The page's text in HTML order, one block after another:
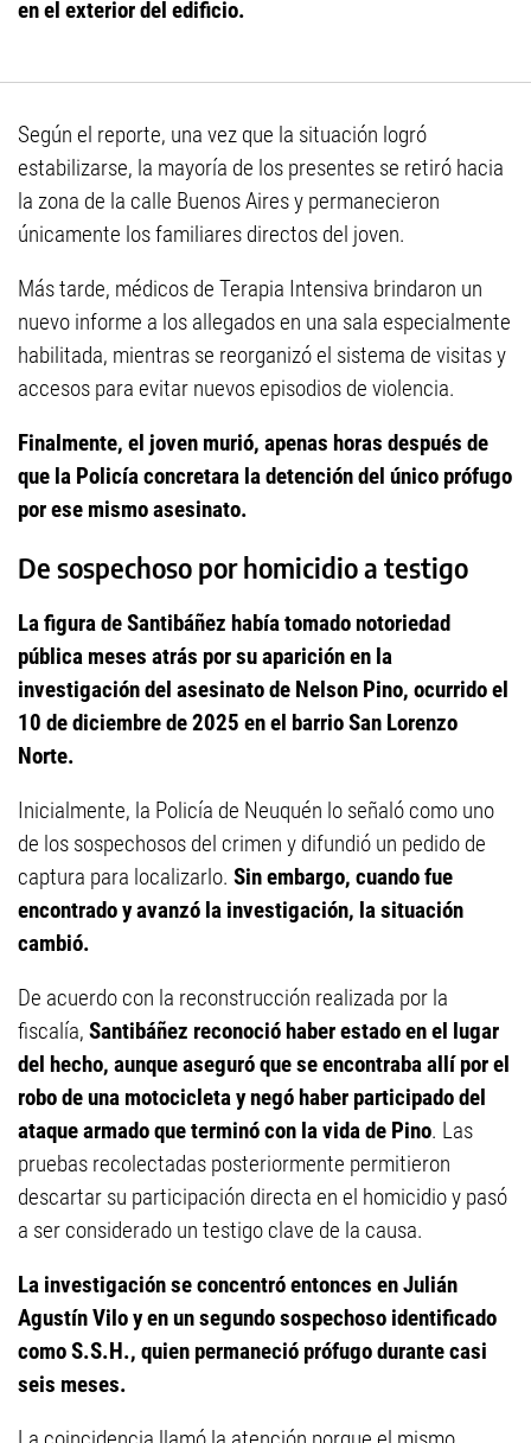
en el exterior del edificio.
Según el reporte, una vez que la situación logró
estabilizarse, la mayoría de los presentes se retiró hacia
la zona de la calle Buenos Aires y permanecieron
únicamente los familiares directos del joven.
Más tarde, médicos de Terapia Intensiva brindaron un
nuevo informe a los allegados en una sala especialmente
habilitada, mientras se reorganizó el sistema de visitas y
accesos para evitar nuevos episodios de violencia.
Finalmente, el joven murió, apenas horas después de
que la Policía concretara la detención del único prófugo
por ese mismo asesinato.
De sospechoso por homicidio a testigo
La figura de Santibáñez había tomado notoriedad
pública meses atrás por su aparición en la
investigación del asesinato de Nelson Pino, ocurrido el
10 de diciembre de 2025 en el barrio San Lorenzo
Norte.
Inicialmente, la Policía de Neuquén lo señaló como uno
de los sospechosos del crimen y difundió un pedido de
captura para localizarlo. Sin embargo, cuando fue
encontrado y avanzó la investigación, la situación
cambió.
De acuerdo con la reconstrucción realizada por la
fiscalía, Santibáñez reconoció haber estado en el lugar
del hecho, aunque aseguró que se encontraba allí por el
robo de una motocicleta y negó haber participado del
ataque armado que terminó con la vida de Pino. Las
pruebas recolectadas posteriormente permitieron
descartar su participación directa en el homicidio y pasó
a ser considerado un testigo clave de la causa.
La investigación se concentró entonces en Julián
Agustín Vilo y en un segundo sospechoso identificado
como S.S.H., quien permaneció prófugo durante casi
seis meses.